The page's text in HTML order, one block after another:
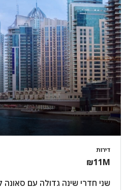
דירות
₪11M
שני חדרי שינה גדולה עם סאונה